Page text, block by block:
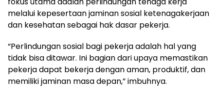
melalui kepesertaan jaminan sosial ketenagakerjaan
dan kesehatan sebagai hak dasar pekerja.
“Perlindungan sosial bagi pekerja adalah hal yang
tidak bisa ditawar. Ini bagian dari upaya memastikan
pekerja dapat bekerja dengan aman, produktif, dan
memiliki jaminan masa depan,” imbuhnya.